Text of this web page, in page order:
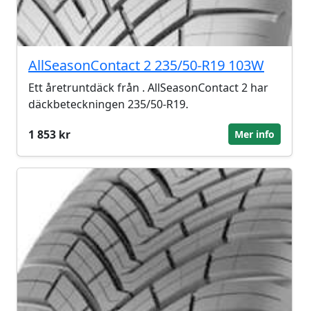
AllSeasonContact 2 235/50-R19 103W
Ett åretruntdäck från . AllSeasonContact 2 har
däckbeteckningen 235/50-R19.
1 853 kr
Mer info